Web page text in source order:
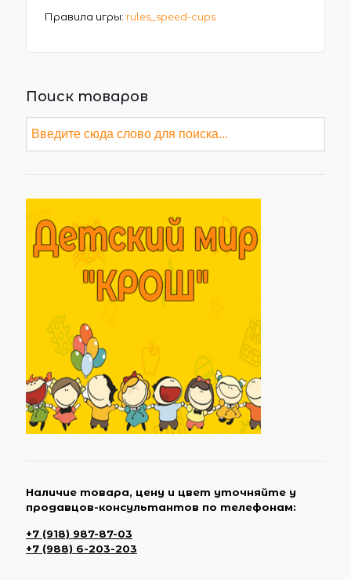
Правила игры: rules_speed-cups
Поиск товаров
Наличие товара, цену и цвет уточняйте у
продавцов-консультантов по телефонам:
+7 (918) 987-87-03
+7 (988) 6-203-203